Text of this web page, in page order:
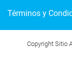
Términos y
Copyright Sitio